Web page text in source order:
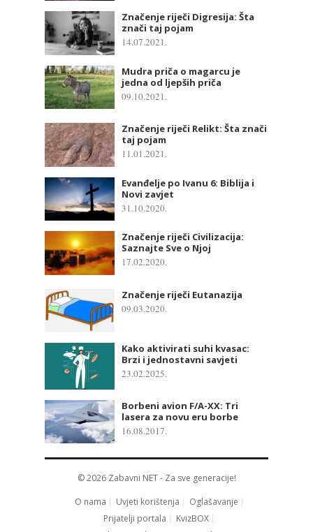
Značenje riječi Digresija: Šta
znači taj pojam
14.07.2021.
Mudra priča o magarcu je
jedna od ljepših priča
09.10.2021.
Značenje riječi Relikt: Šta znači
taj pojam
11.01.2021.
Evanđelje po Ivanu 6: Biblija i
Novi zavjet
31.10.2020.
Značenje riječi Civilizacija:
Saznajte Sve o Njoj
17.02.2020.
Značenje riječi Eutanazija
09.03.2020.
Kako aktivirati suhi kvasac:
Brzi i jednostavni savjeti
23.02.2025.
Borbeni avion F/A-XX: Tri
lasera za novu eru borbe
16.08.2017.
© 2026 Zabavni NET- Za sve generacije!
O nama
Uvjeti korištenja
Oglašavanje
Prijatelji portala
KvizBOX